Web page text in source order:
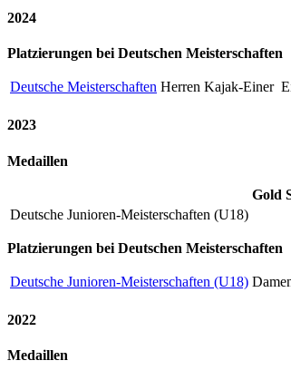
2024
Platzierungen bei Deutschen Meisterschaften
Deutsche Meisterschaften Herren Kajak-Einer
2023
Medaillen
Gold
Deutsche Junioren-Meisterschaften (U18)
Platzierungen bei Deutschen Meisterschaften
Deutsche Junioren-Meisterschaften (U18)
2022
Medaillen